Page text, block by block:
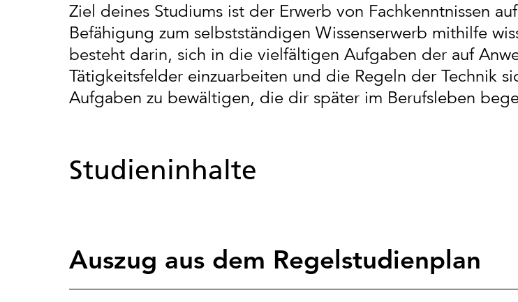
Ziel deines Studiums ist der Erwerb von Fachkenntnissen
Befähigung zum selbstständigen Wissenserwerb mithilfe
besteht darin, sich in die vielfältigen Aufgaben der auf
Tätigkeitsfelder einzuarbeiten und die Regeln der Technik
Aufgaben zu bewältigen, die dir später im Berufsleben
Studieninhalte
Auszug aus dem Regelstudienplan